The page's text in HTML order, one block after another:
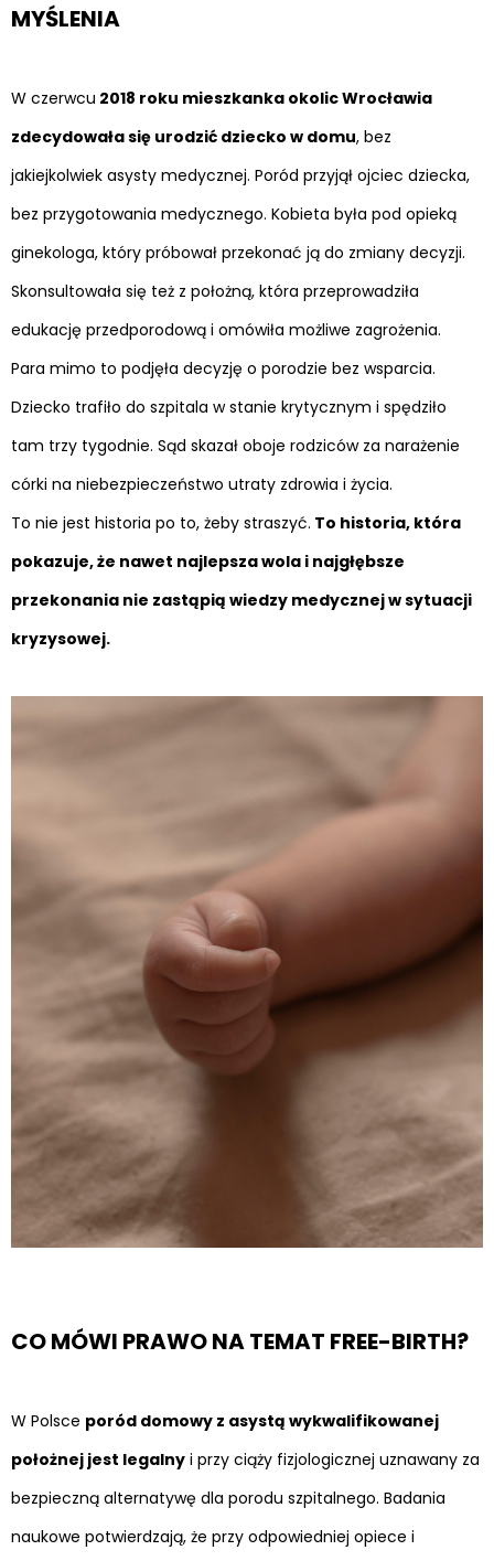
MYŚLENIA
W czerwcu 2018 roku mieszkanka okolic Wrocławia
zdecydowała się urodzić dziecko w domu, bez
jakiejkolwiek asysty medycznej. Poród przyjął ojciec dziecka,
bez przygotowania medycznego. Kobieta była pod opieką
ginekologa, który próbował przekonać ją do zmiany decyzji.
Skonsultowała się też z położną, która przeprowadziła
edukację przedporodową i omówiła możliwe zagrożenia.
Para mimo to podjęła decyzję o porodzie bez wsparcia.
Dziecko trafiło do szpitala w stanie krytycznym i spędziło
tam trzy tygodnie. Sąd skazał oboje rodziców za narażenie
córki na niebezpieczeństwo utraty zdrowia i życia.
To nie jest historia po to, żeby straszyć. To historia, która
pokazuje, że nawet najlepsza wola i najgłębsze
przekonania nie zastąpią wiedzy medycznej w sytuacji
kryzysowej.
CO MÓWI PRAWO NA TEMAT FREE-BIRTH?
W Polsce poród domowy z asystą wykwalifikowanej
położnej jest legalny i przy ciąży fizjologicznej uznawany za
bezpieczną alternatywę dla porodu szpitalnego. Badania
naukowe potwierdzają, że przy odpowiedniej opiece i